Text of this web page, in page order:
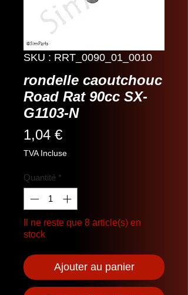
SKU : RRT_0090_01_0010
rondelle caoutchouc
Road Rat 90cc SX-
G1103-N
1,04 €Prix
TVA Incluse
Quantité *
Il ne reste que 8 article(s) en
stock
Ajouter au panier